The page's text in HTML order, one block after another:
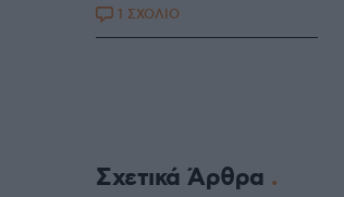
1 ΣΧΟΛΙΟ
Σχετικά Άρθρα